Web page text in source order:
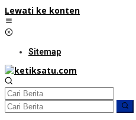
Lewati ke konten
Sitemap